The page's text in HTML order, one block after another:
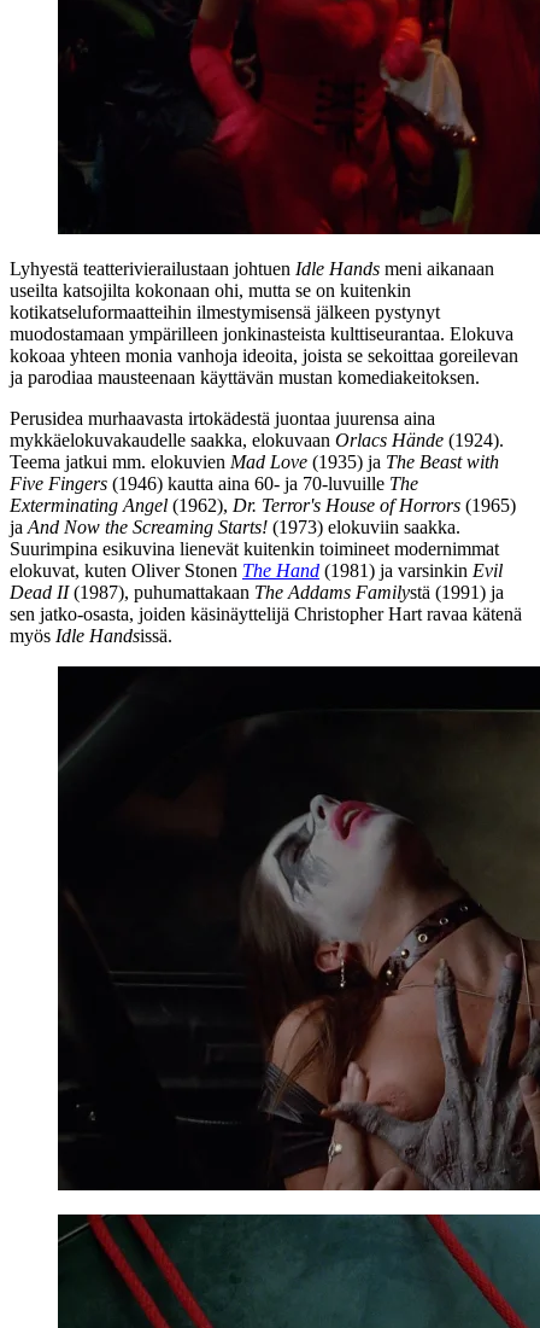
Lyhyestä teatterivierailustaan johtuen Idle Hands meni aikanaan
useilta katsojilta kokonaan ohi, mutta se on kuitenkin
kotikatseluformaatteihin ilmestymisensä jälkeen pystynyt
muodostamaan ympärilleen jonkinasteista kulttiseurantaa. Elokuva
kokoaa yhteen monia vanhoja ideoita, joista se sekoittaa goreilevan
ja parodiaa mausteenaan käyttävän mustan komediakeitoksen.
Perusidea murhaavasta irtokädestä juontaa juurensa aina
mykkäelokuvakaudelle saakka, elokuvaan Orlacs Hände (1924).
Teema jatkui mm. elokuvien Mad Love (1935) ja The Beast with
Five Fingers (1946) kautta aina 60‑ ja 70‑luvuille The
Exterminating Angel (1962), Dr. Terror's House of Horrors (1965)
ja And Now the Screaming Starts! (1973) elokuviin saakka.
Suurimpina esikuvina lienevät kuitenkin toimineet modernimmat
elokuvat, kuten Oliver Stonen The Hand (1981) ja varsinkin Evil
Dead II(1987), puhumattakaan The Addams Familystä (1991) ja
sen jatko-osasta, joiden käsinäyttelijä Christopher Hart ravaa kätenä
myös Idle Handsissä.